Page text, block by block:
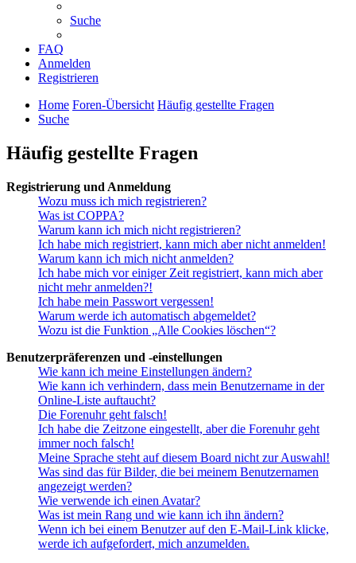
Suche
FAQ
Anmelden
Registrieren
Home Foren-Übersicht Häufig gestellte Fragen
Suche
Häufig gestellte Fragen
Registrierung und Anmeldung
Wozu muss ich mich registrieren?
Was ist COPPA?
Warum kann ich mich nicht registrieren?
Ich habe mich registriert, kann mich aber nicht anmelden!
Warum kann ich mich nicht anmelden?
Ich habe mich vor einiger Zeit registriert, kann mich aber
nicht mehr anmelden?!
Ich habe mein Passwort vergessen!
Warum werde ich automatisch abgemeldet?
Wozu ist die Funktion „Alle Cookies löschen“?
Benutzerpräferenzen und -einstellungen
Wie kann ich meine Einstellungen ändern?
Wie kann ich verhindern, dass mein Benutzername in der
Online-Liste auftaucht?
Die Forenuhr geht falsch!
Ich habe die Zeitzone eingestellt, aber die Forenuhr geht
immer noch falsch!
Meine Sprache steht auf diesem Board nicht zur Auswahl!
Was sind das für Bilder, die bei meinem Benutzernamen
angezeigt werden?
Wie verwende ich einen Avatar?
Was ist mein Rang und wie kann ich ihn ändern?
Wenn ich bei einem Benutzer auf den E-Mail-Link klicke,
werde ich aufgefordert, mich anzumelden.